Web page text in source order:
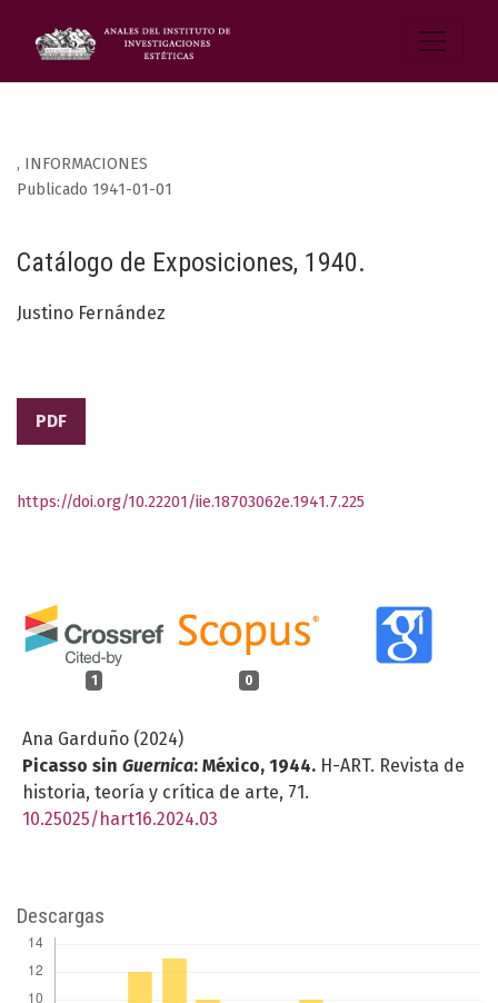
, INFORMACIONES
Catálogo de Exposiciones, 1940.
Publicado 1941-01-01
Justino Fernández
PDF
1 0
Ana Garduño (2024)
Picasso sin Guernica: México, 1944. H-ART. Revista de
historia, teoría y crítica de arte, 71.
10.25025/hart16.2024.03
https://doi.org/10.22201/iie.18703062e.1941.7.225
Descargas